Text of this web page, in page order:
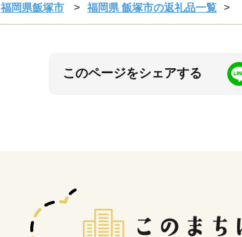
福岡県飯塚市 福岡県 飯塚市の返礼品一覧
このページをシェアする